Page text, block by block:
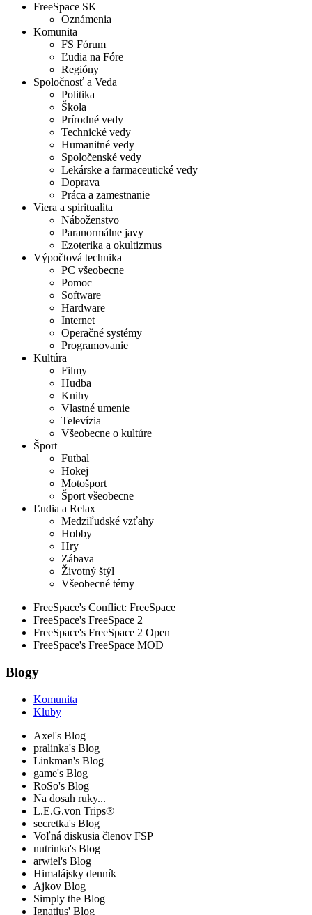
FreeSpace SK
Oznámenia
Komunita
FS Fórum
Ľudia na Fóre
Regióny
Spoločnosť a Veda
Politika
Škola
Prírodné vedy
Technické vedy
Humanitné vedy
Spoločenské vedy
Lekárske a farmaceutické vedy
Doprava
Práca a zamestnanie
Viera a spiritualita
Náboženstvo
Paranormálne javy
Ezoterika a okultizmus
Výpočtová technika
PC všeobecne
Pomoc
Software
Hardware
Internet
Operačné systémy
Programovanie
Kultúra
Filmy
Hudba
Knihy
Vlastné umenie
Televízia
Všeobecne o kultúre
Šport
Futbal
Hokej
Motošport
Šport všeobecne
Ľudia a Relax
Medziľudské vzťahy
Hobby
Hry
Zábava
Životný štýl
Všeobecné témy
FreeSpace's Conflict: FreeSpace
FreeSpace's FreeSpace 2
FreeSpace's FreeSpace 2 Open
FreeSpace's FreeSpace MOD
Blogy
Komunita
Kluby
Axel's Blog
pralinka's Blog
Linkman's Blog
game's Blog
RoSo's Blog
Na dosah ruky...
L.E.G.von Trips®
secretka's Blog
Voľná diskusia členov FSP
nutrinka's Blog
arwiel's Blog
Himalájsky denník
Ajkov Blog
Simply the Blog
Ignatius' Blog